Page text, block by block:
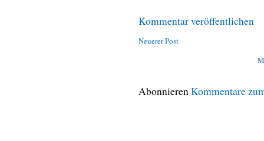
Kommentar veröffentlichen
Neuerer Post
AbonnierenKommentare